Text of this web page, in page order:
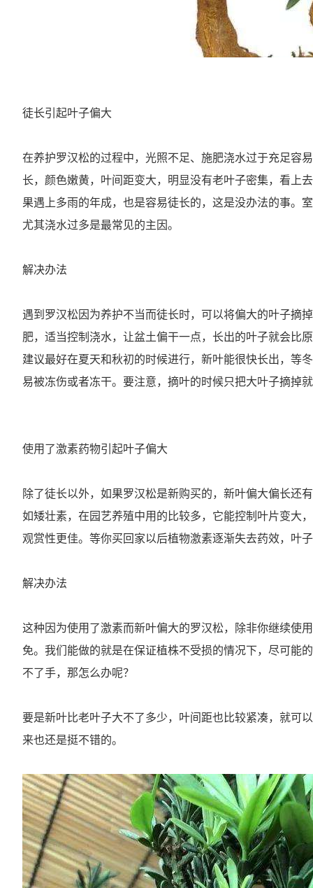
徒长引起叶子偏大
在养护罗汉松的过程中，光照不足、施肥浇水过于充足容
长，颜色嫩黄，叶间距变大，明显没有老叶子密集，看上
果遇上多雨的年成，也是容易徒长的，这是没办法的事。
尤其浇水过多是最常见的主因。
解决办法
遇到罗汉松因为养护不当而徒长时，可以将偏大的叶子摘
肥，适当控制浇水，让盆土偏干一点，长出的叶子就会比
建议最好在夏天和秋初的时候进行，新叶能很快长出，等
易被冻伤或者冻干。要注意，摘叶的时候只把大叶子摘掉
使用了激素药物引起叶子偏大
除了徒长以外，如果罗汉松是新购买的，新叶偏大偏长还
如矮壮素，在园艺养殖中用的比较多，它能控制叶片变大
观赏性更佳。等你买回家以后植物激素逐渐失去药效，叶
解决办法
这种因为使用了激素而新叶偏大的罗汉松，除非你继续使
免。我们能做的就是在保证植株不受损的情况下，尽可能
不了手，那怎么办呢？
要是新叶比老叶子大不了多少，叶间距也比较紧凑，就可
来也还是挺不错的。